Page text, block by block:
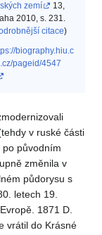
zemí
13,
2010, s. 231.
citace)
biography.hiu.c
pageid/4547
v ruské části
po původním
změnila v
půdorysu s
letech 19.
1871 D.
vrátil do Krásné